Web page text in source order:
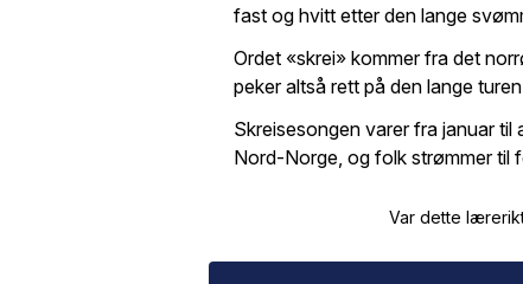
fast og hvitt etter den lange
Ordet «skrei» kommer fra det
peker altså rett på den lange
Skreisesongen varer fra januar til
Nord-Norge, og folk strømmer til
Var dette